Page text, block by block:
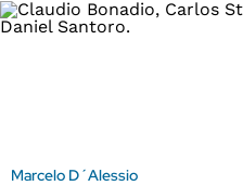
Marcelo D´Alessio